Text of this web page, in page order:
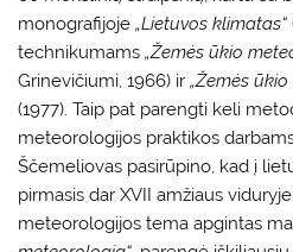
monografijoje„Lietuvos klimatas“
technikumams„Žemės ūkio
Grinevičiumi, 1966) ir„Žemės
(1977). Taip pat parengti keli
meteorologijos praktikos
Ščemeliovas pasirūpino, kad į
pirmasis dar XVII amžiaus
meteorologijos tema apgintas